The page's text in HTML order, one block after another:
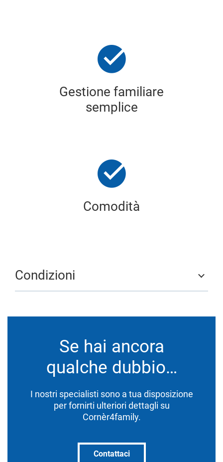
Gestione familiare
semplice
Comodità
Condizioni
Se hai ancora
qualche dubbio…
I nostri specialisti sono a tua disposizione
per fornirti ulteriori dettagli su
Cornèr4family.
Contattaci